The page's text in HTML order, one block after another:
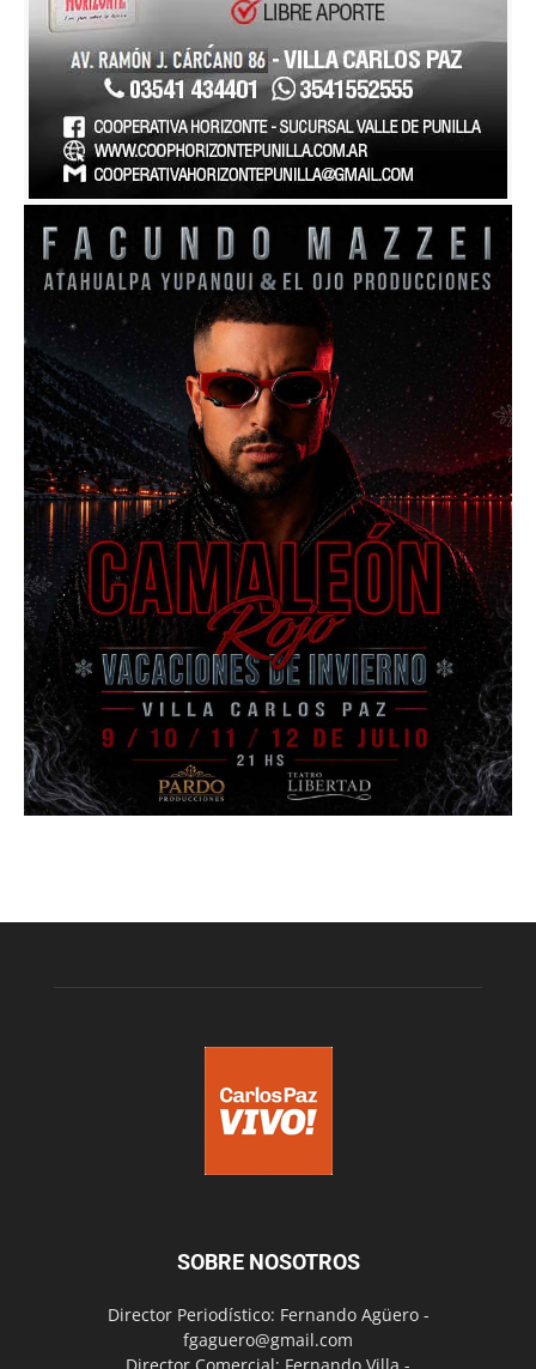
SOBRE NOSOTROS
Director Periodístico: Fernando Agüero -
fgaguero@gmail.com